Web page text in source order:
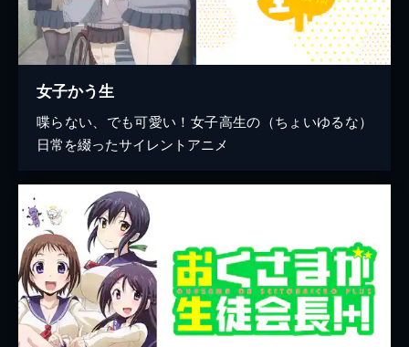
女子かう生
喋らない、でも可愛い！女子高生の（ちょいゆるな）
日常を綴ったサイレントアニメ